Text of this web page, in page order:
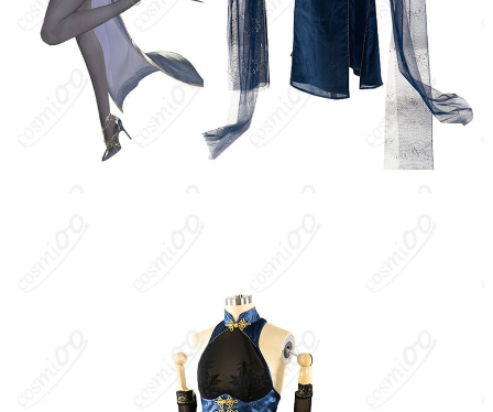
支払い方法
Discover、AMERICAN EXPRESS）、
PayPal、銀行振込
着用シーン
コスプレイベント、写真撮影、舞台、公
演、ハロウィン、アニメコン、パーティー
収納方法
ハンガーに吊るす、収納ケースに入れる、
衣装袋に保管
ー（艦船擬人化）を編成して戦うスマートフォン向けゲーム。ニ
ュージャージーはイーグルユニオン所属のアイオワ級戦艦二番艦
で、史実では第二次世界大戦・朝鮮戦争・ベトナム戦争で活動
し、1980年代に再就役したBB-62を由来とする。作中では明朗快
活で自信に満ち、舞台でも戦場でも“スター”としてのカリスマを放